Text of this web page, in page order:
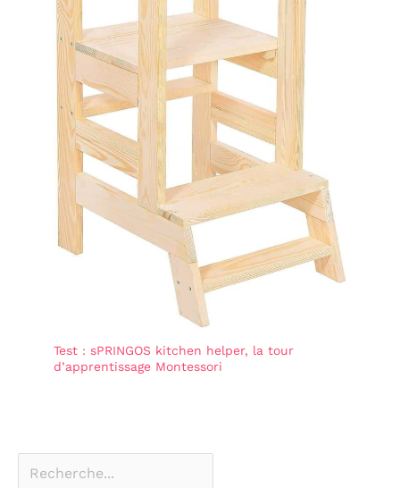
Test : sPRINGOS kitchen helper, la tour
d’apprentissage Montessori